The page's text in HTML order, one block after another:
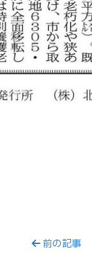
前の記事